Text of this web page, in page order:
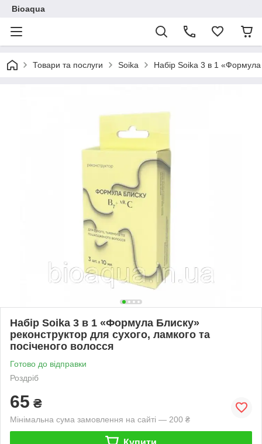
Bioaqua
Товари та послуги Soika Набір Soika 3 в 1 «Формула
Набір Soika 3 в 1 «Формула Блиску»
реконструктор для сухого, ламкого та
посіченого волосся
Готово до відправки
Роздріб
65 ₴
Мінімальна сума замовлення на сайті — 200 ₴